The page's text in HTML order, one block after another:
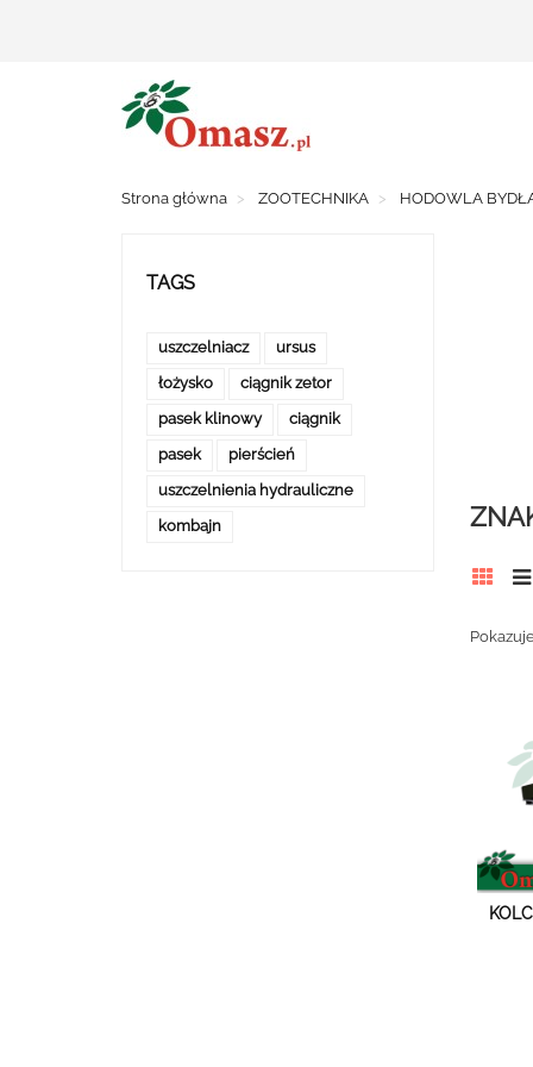
Strona główna ZOOTECHNIKA HODOWLA
TAGS
uszczelniacz
ursus
łożysko
ciągnik zetor
pasek klinowy
ciągnik
pasek
pierścień
uszczelnienia hydrauliczne
kombajn